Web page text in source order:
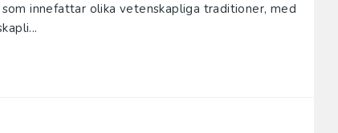
innefattar olika vetenskapliga traditioner, med